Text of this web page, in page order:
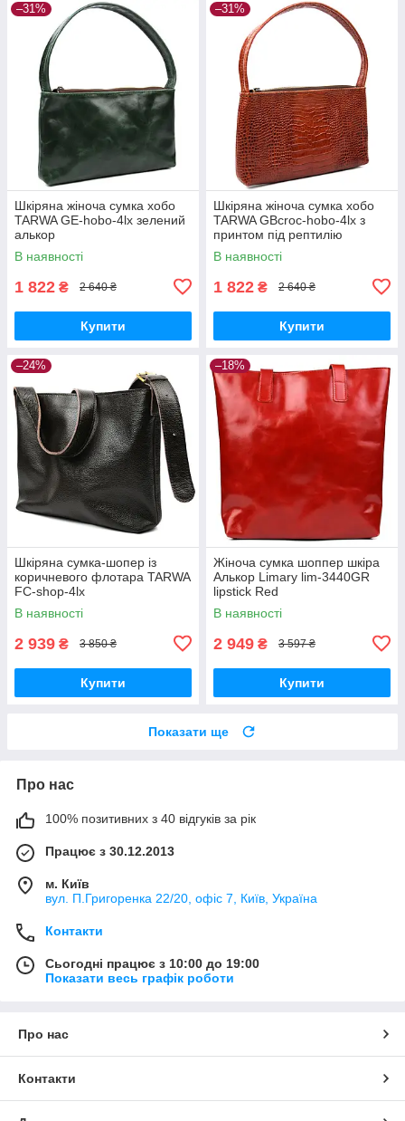
–31%
Шкіряна жіноча сумка хобо
TARWA GE-hobo-4lx зелений
алькор
В наявності
1 822 ₴ 2 640 ₴
Купити
–31%
Шкіряна жіноча сумка хобо
TARWA GBcroc-hobo-4lx з
принтом під рептилію
В наявності
1 822 ₴ 2 640 ₴
Купити
–24%
Шкіряна сумка-шопер із
коричневого флотара TARWA
FC-shop-4lx
В наявності
2 939 ₴ 3 850 ₴
Купити
–18%
Жіноча сумка шоппер шкіра
Алькор Limary lim-3440GR
lipstick Red
В наявності
2 949 ₴ 3 597 ₴
Купити
Показати ще
Про нас
100% позитивних з 40 відгуків за рік
Працює з 30.12.2013
м. Київ
вул. П.Григоренка 22/20, офіс 7, Київ, Україна
Контакти
Сьогодні працює з 10:00 до 19:00
Показати весь графік роботи
Про нас
Контакти